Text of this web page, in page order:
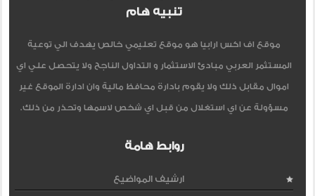
تنبيه هام
موقع اف اكس ارابيا هو موقع تعليمي خالص يهدف الي توعية
المستثمر العربي مبادئ الاستثمار و التداول الناجح ولا يتحصل علي اي
اموال مقابل ذلك ولا يقوم بادارة محافظ مالية وان ادارة الموقع غير
مسؤولة عن اي استغلال من قبل اي شخص لاسمها وتحذر من ذلك.
روابط هامة
ارشيف المواضيع